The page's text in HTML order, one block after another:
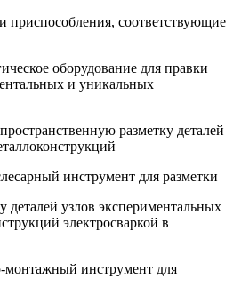
приспособления, соответствующие
оборудование для правки
и уникальных
разметку деталей
инструмент для разметки
деталей узлов экспериментальных
электросваркой в
монтажный инструмент для